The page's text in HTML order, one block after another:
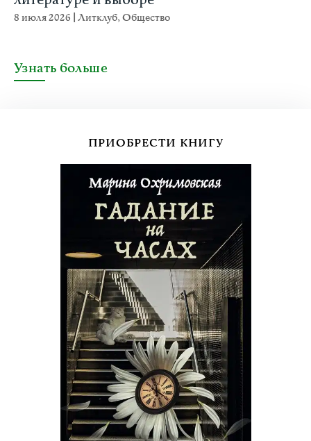
8 июля 2026 Литклуб,Общество
Узнать больше
ПРИОБРЕСТИ КНИГУ